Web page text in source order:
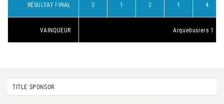
RÉSULTAT FINAL 3 1 2 1 4
VAINQUEUR Arquebusiers 1
TITLE SPONSOR